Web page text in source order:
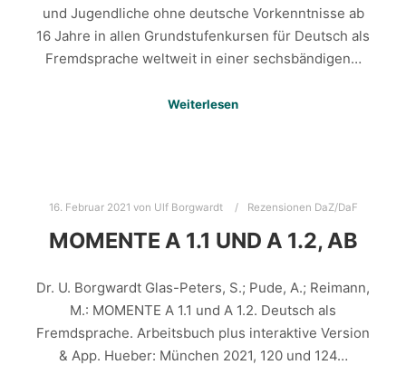
und Jugendliche ohne deutsche Vorkenntnisse ab
16 Jahre in allen Grundstufenkursen für Deutsch als
Fremdsprache weltweit in einer sechsbändigen…
Weiterlesen
16. Februar 2021 von Ulf Borgwardt Rezensionen DaZ/DaF
MOMENTE A 1.1 UND A 1.2, AB
Dr. U. Borgwardt Glas-Peters, S.; Pude, A.; Reimann,
M.: MOMENTE A 1.1 und A 1.2. Deutsch als
Fremdsprache. Arbeitsbuch plus interaktive Version
& App. Hueber: München 2021, 120 und 124…